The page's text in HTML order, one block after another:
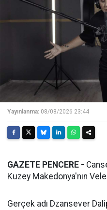
Yayınlanma: 08/08/2026 23:44
GAZETE PENCERE -
Kuzey Makedonya'nın
Gerçek adı Dzansever